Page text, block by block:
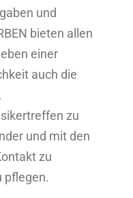
und
bieten allen
einer
auch die
zu
und mit den
zu
pflegen.